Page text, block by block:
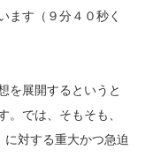
ます（９分４０秒く
を展開するというと
。では、そもそも、
対する重大かつ急迫